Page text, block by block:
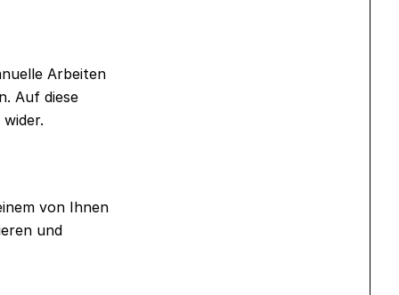
Arbeiten
Auf diese
von Ihnen
und